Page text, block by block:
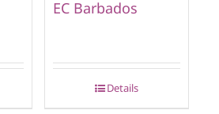
EC Barbados
Details